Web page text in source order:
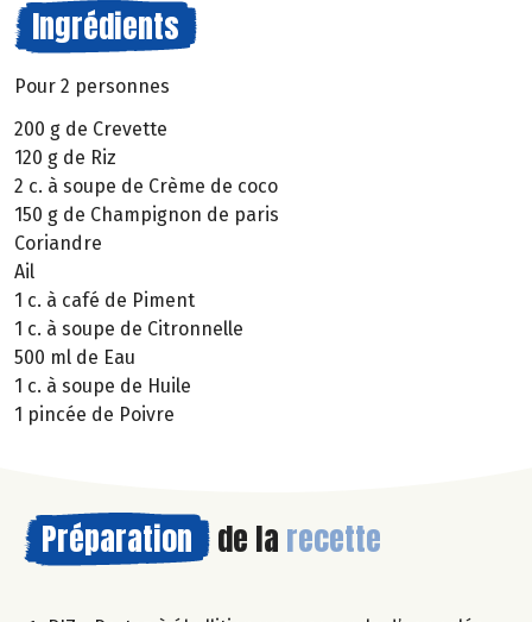
Ingrédients
Pour 2 personnes
200 g de Crevette
120 g de Riz
2 c. à soupe de Crème de coco
150 g de Champignon de paris
Coriandre
Ail
1 c. à café de Piment
1 c. à soupe de Citronnelle
500 ml de Eau
1 c. à soupe de Huile
1 pincée de Poivre
Préparation de la recette